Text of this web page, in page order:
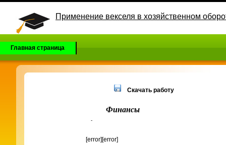
Применение векселя в хозяйственном
Главная страница
Скачать работу
Финансы
-
[error][error]